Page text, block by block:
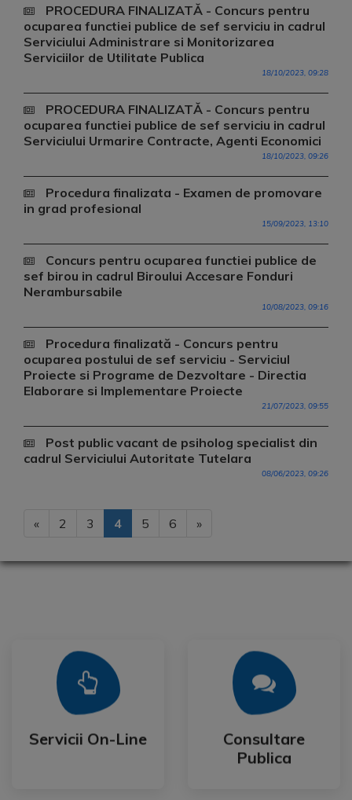
PROCEDURA FINALIZATĂ - Concurs pentru
ocuparea functiei publice de sef serviciu in cadrul
Serviciului Administrare si Monitorizarea
Serviciilor de Utilitate Publica
18/10/2023, 09:28
PROCEDURA FINALIZATĂ - Concurs pentru
ocuparea functiei publice de sef serviciu in cadrul
Serviciului Urmarire Contracte, Agenti Economici
18/10/2023, 09:26
Procedura finalizata - Examen de promovare
in grad profesional
15/09/2023, 13:10
Concurs pentru ocuparea functiei publice de
sef birou in cadrul Biroului Accesare Fonduri
Nerambursabile
10/08/2023, 09:16
Procedura finalizată - Concurs pentru
ocuparea postului de sef serviciu - Serviciul
Proiecte si Programe de Dezvoltare - Directia
Elaborare si Implementare Proiecte
21/07/2023, 09:55
Post public vacant de psiholog specialist din
cadrul Serviciului Autoritate Tutelara
08/06/2023, 09:26
« 2 3 4 5 6 »
Servicii On-Line
Servicii On-Line
Mai Mult
Consultare
Publica
Consultare
Publica
Mai Mult